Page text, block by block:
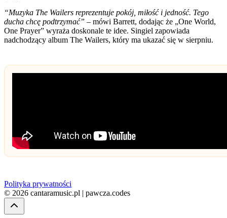
“Muzyka The Wailers reprezentuje pokój, miłość i jedność. Tego
ducha chcę podtrzymać” – mówi Barrett, dodając że „One World,
One Prayer” wyraża doskonale te idee. Singiel zapowiada
nadchodzący album The Wailers, który ma ukazać się w sierpniu.
Polityka prywatności
© 2026 cantaramusic.pl | pawcza.codes